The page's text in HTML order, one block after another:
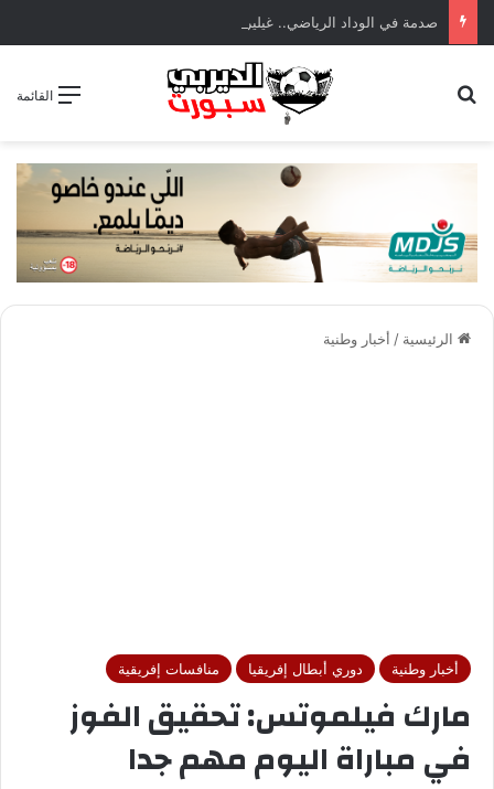
القائمة
الرئيسية / أخبار وطنية
أخبار وطنية دوري أبطال إفريقيا منافسات إفريقية
مارك فيلموتس: تحقيق الفوز
في مباراة اليوم مهم جدا